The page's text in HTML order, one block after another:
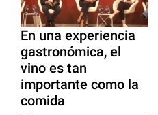
En una experiencia
gastronómica, el
vino es tan
importante como la
comida